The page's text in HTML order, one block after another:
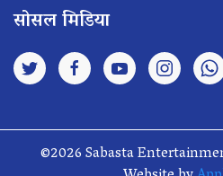
सोसल मिडिया
©2026 Sabasta